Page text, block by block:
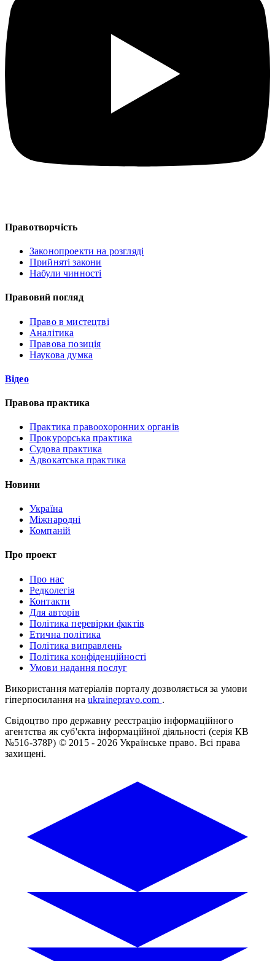
Правотворчість
Законопроекти на розгляді
Прийняті закони
Набули чинності
Правовий погляд
Право в мистецтві
Аналітика
Правова позиція
Наукова думка
Відео
Правова практика
Практика правоохоронних органів
Прокурорська практика
Судова практика
Адвокатська практика
Новини
Україна
Міжнародні
Компаній
Про проект
Про нас
Редколегія
Контакти
Для авторів
Політика перевірки фактів
Етична політика
Політика виправлень
Політика конфіденційності
Умови надання послуг
Використання матеріалів порталу дозволяється за умови
гіперпосилання на ukrainepravo.com .
Свідоцтво про державну реєстрацію інформаційного
агентства як суб'єкта інформаційної діяльності (серія КВ
№516-378Р) © 2015 - 2026 Українське право. Всі права
захищені.